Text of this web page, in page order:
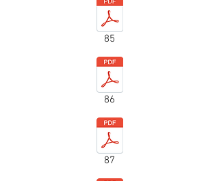
85
86
87